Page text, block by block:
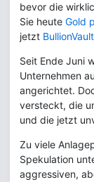
bevor die
Sie heute Gold
jetzt BullionVault
Seit Ende Juni
Unternehmen
angerichtet.
versteckt, die
und die jetzt
Zu viele
Spekulation
aggressiven,